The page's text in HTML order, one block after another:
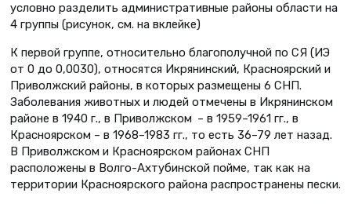
условно разделить административные районы области на
4 группы (рисунок, см. на вклейке)
К первой группе, относительно благополучной по СЯ (ИЭ
от 0 до 0,0030), относятся Икрянинский, Красноярский и
Приволжский районы, в которых размещены 6 СНП.
Заболевания животных и людей отмечены в Икрянинском
районе в 1940 г., в Приволжском – в 1959–1961 гг., в
Красноярском – в 1968–1983 гг., то есть 36–79 лет назад.
В Приволжском и Красноярском районах СНП
расположены в Волго-Ахтубинской пойме, так как на
территории Красноярского района распространены пески.